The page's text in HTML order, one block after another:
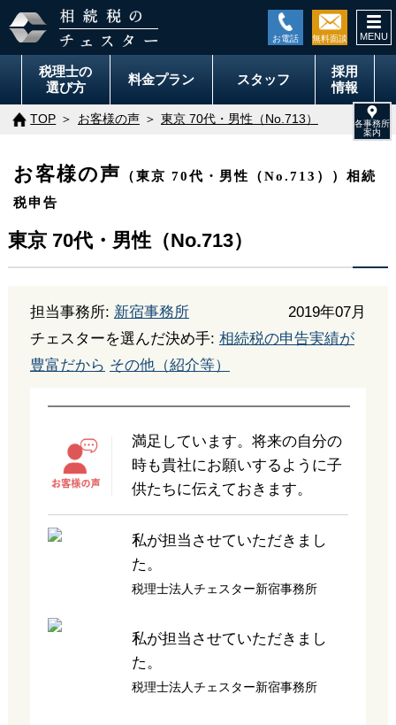
税理士の
選び方
料金プラン スタッフ
採用
情報
TOP お客様の声 東京 70代・男性（No.713）
お客様の声
（東京 70代・男性（No.713））相続
税申告
東京 70代・男性（No.713）
担当事務所: 新宿事務所
2019年07月
チェスターを選んだ決め手: 相続税の申告実績が
豊富だから その他（紹介等）
満足しています。将来の自分の
時も貴社にお願いするように子
供たちに伝えておきます。
私が担当させていただきまし
た。
税理士法人チェスター新宿事務所
私が担当させていただきまし
た。
税理士法人チェスター新宿事務所